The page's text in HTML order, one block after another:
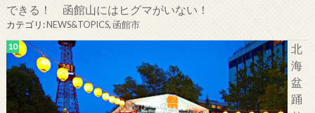
できる！ 函館山にはヒグマがいない！
カテゴリ:NEWS&TOPICS,函館市
北
海
盆
踊